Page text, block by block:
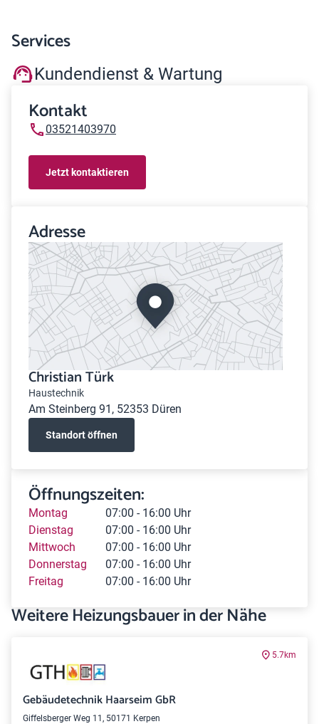
Services
Kundendienst & Wartung
Kontakt
03521403970
Jetzt kontaktieren
Adresse
Christian Türk
Haustechnik
Am Steinberg 91, 52353 Düren
Standort öffnen
Öffnungszeiten:
Montag
07:00 - 16:00 Uhr
Dienstag
07:00 - 16:00 Uhr
Mittwoch
07:00 - 16:00 Uhr
Donnerstag
07:00 - 16:00 Uhr
Freitag
07:00 - 16:00 Uhr
Weitere Heizungsbauer in der Nähe
5.7km
Gebäudetechnik Haarseim GbR
Giffelsberger Weg 11, 50171 Kerpen